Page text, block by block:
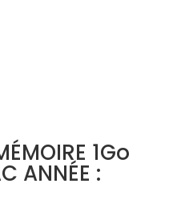
1Go
ANNÉE :